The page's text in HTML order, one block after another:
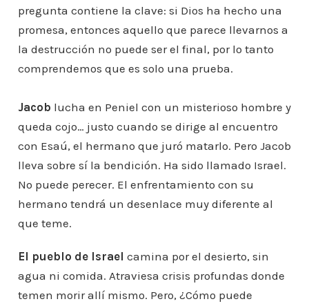
pregunta contiene la clave: si Dios ha hecho una
promesa, entonces aquello que parece llevarnos a
la destrucción no puede ser el final, por lo tanto
comprendemos que es solo una prueba.
Jacob lucha en Peniel con un misterioso hombre y
queda cojo… justo cuando se dirige al encuentro
con Esaú, el hermano que juró matarlo. Pero Jacob
lleva sobre sí la bendición. Ha sido llamado Israel.
No puede perecer. El enfrentamiento con su
hermano tendrá un desenlace muy diferente al
que teme.
El pueblo de Israel camina por el desierto, sin
agua ni comida. Atraviesa crisis profundas donde
temen morir allí mismo. Pero, ¿Cómo puede